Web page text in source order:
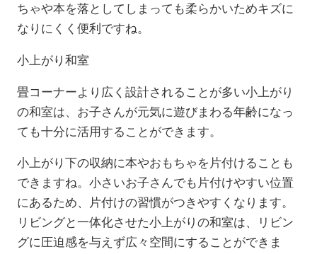
ちゃや本を落としてしまっても柔らかいためキズに
なりにくく便利ですね。
小上がり和室
畳コーナーより広く設計されることが多い小上がり
の和室は、お子さんが元気に遊びまわる年齢になっ
ても十分に活用することができます。
小上がり下の収納に本やおもちゃを片付けることも
できますね。小さいお子さんでも片付けやすい位置
にあるため、片付けの習慣がつきやすくなります。
リビングと一体化させた小上がりの和室は、リビン
グに圧迫感を与えず広々空間にすることができま